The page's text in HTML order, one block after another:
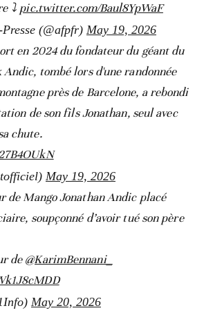
⤵️ pic.twitter.com/Baul8YpWaF
(@afpfr) May 19, 2026
en 2024 du fondateur du géant du
tombé lors d'une randonnée
près de Barcelone, a rebondi
de son fils Jonathan, seul avec
chute.
May 19, 2026
de Mango Jonathan Andic placé
soupçonné d’avoir tué son père
de@KarimBennani_
May 20, 2026